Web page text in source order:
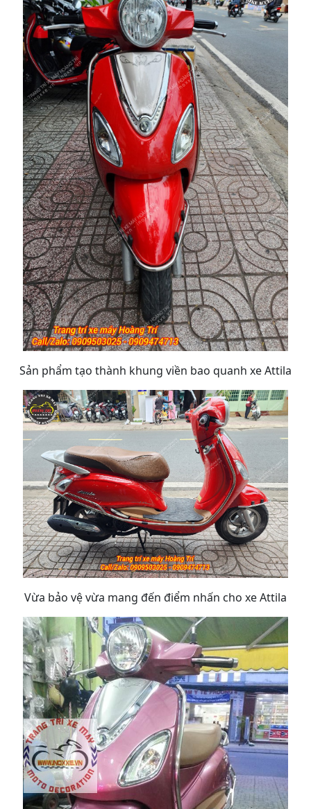
Sản phẩm tạo thành khung viền bao quanh xe Attila
Vừa bảo vệ vừa mang đến điểm nhấn cho xe Attila